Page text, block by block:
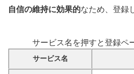
自信の維持に効果的なため、登録
サービス名
サービス名を押すと登録ペ